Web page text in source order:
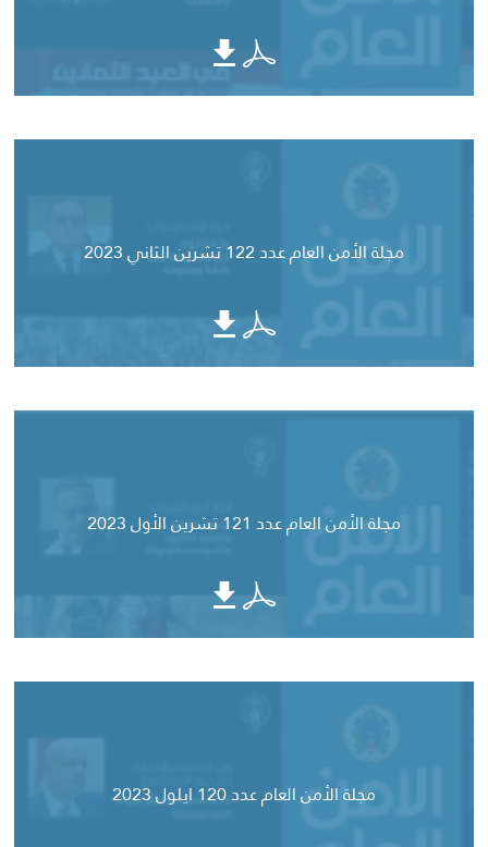
مجلة الأمن العام عدد 122 تشرين الثاني 2023
مجلة الأمن العام عدد 121 تشرين الأول 2023
مجلة الأمن العام عدد 120 ايلول 2023